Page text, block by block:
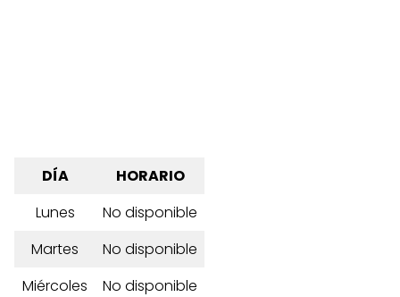
DÍA
HORARIO
Lunes
No disponible
Martes
No disponible
Miércoles
No disponible